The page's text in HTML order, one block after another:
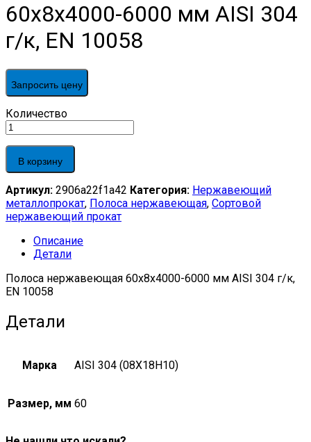
60х8х4000-6000 мм AISI 304
г/к, EN 10058
Запросить цену
Полоса
нержавеющая
60х8х4000-
6000
мм
304
г/
к,
10058
quantity
Количество
В корзину
Артикул: 2906a22f1a42 Категория: Нержавеющий
металлопрокат, Полоса нержавеющая, Сортовой
нержавеющий прокат
Описание
Детали
Полоса нержавеющая 60х8х4000-6000 мм AISI 304 г/к,
EN 10058
Детали
Марка AISI 304 (08Х18Н10)
Размер, мм 60